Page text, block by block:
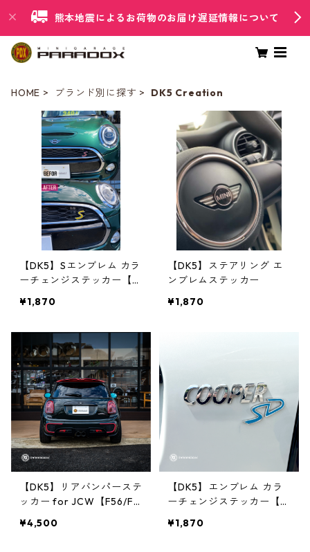
熊本地震によるお荷物のお届け遅延情報について
HOME ブランド別に探す DK5 Creation
【DK5】Sエンブレム カラ
ーチェンジステッカー【C
¥1,870
【DK5】ステアリング エ
ンブレムステッカー
¥1,870
【DK5】リアバンパーステ
ッカー for JCW【F56/F5
¥4,500
【DK5】エンブレム カラ
ーチェンジステッカー【C
¥1,870